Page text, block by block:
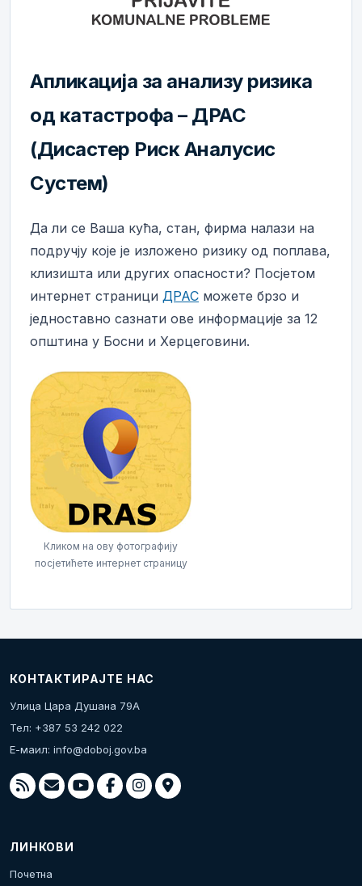
Апликација за анализу ризика
од катастрофа – ДРАС
(Дисастер Риск Аналyсис
Сyстем)
Да ли се Ваша кућа, стан, фирма налази на
подручју које је изложено ризику од поплава,
клизишта или других опасности? Посјетом
интернет страници ДРАС можете брзо и
једноставно сазнати ове информације за 12
општина у Босни и Херцеговини.
Кликом на ову фотографију
посјетићете интернет страницу
КОНТАКТИРАЈТЕ НАС
Улица Цара Душана 79А
Тел: +387 53 242 022
Е-маил: info@doboj.gov.ba
ЛИНКОВИ
Почетна